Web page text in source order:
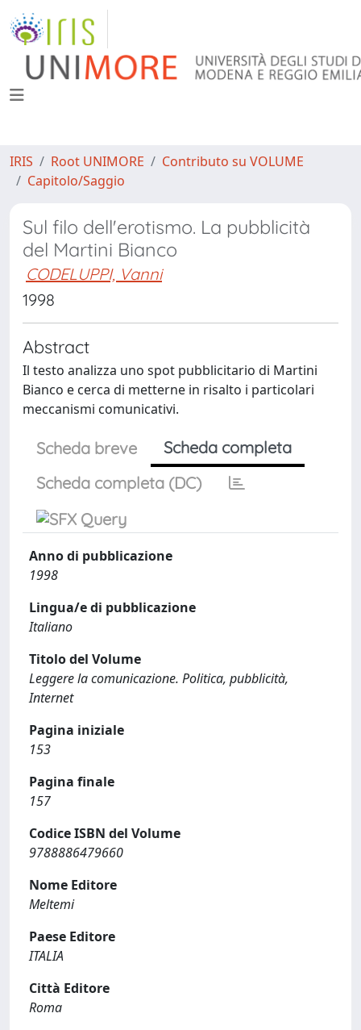
IRIS Root UNIMORE
Contributo su VOLUME
Capitolo/Saggio
Sul filo dell'erotismo. La pubblicità
del Martini Bianco
CODELUPPI, Vanni
1998
Abstract
Il testo analizza uno spot pubblicitario di Martini
Bianco e cerca di metterne in risalto i particolari
meccanismi comunicativi.
Scheda breve
Scheda completa
Scheda completa (DC)
Anno di pubblicazione
1998
Lingua/e di pubblicazione
Italiano
Titolo del Volume
Leggere la comunicazione. Politica, pubblicità,
Internet
Pagina iniziale
153
Pagina finale
157
Codice ISBN del Volume
9788886479660
Nome Editore
Meltemi
Paese Editore
ITALIA
Città Editore
Roma